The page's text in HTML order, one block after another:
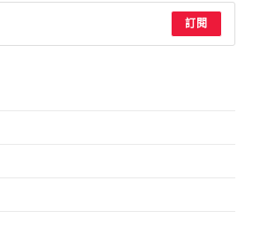
訂閱